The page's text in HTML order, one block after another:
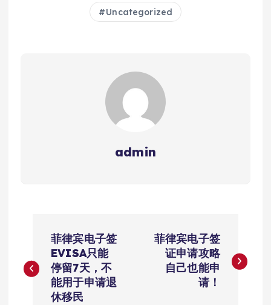
Uncategorized
admin
章
导
菲律宾电子签
EVISA只能
停留7天，不
能用于申请退
休移民
菲律宾电子签
证申请攻略
自己也能申
请！